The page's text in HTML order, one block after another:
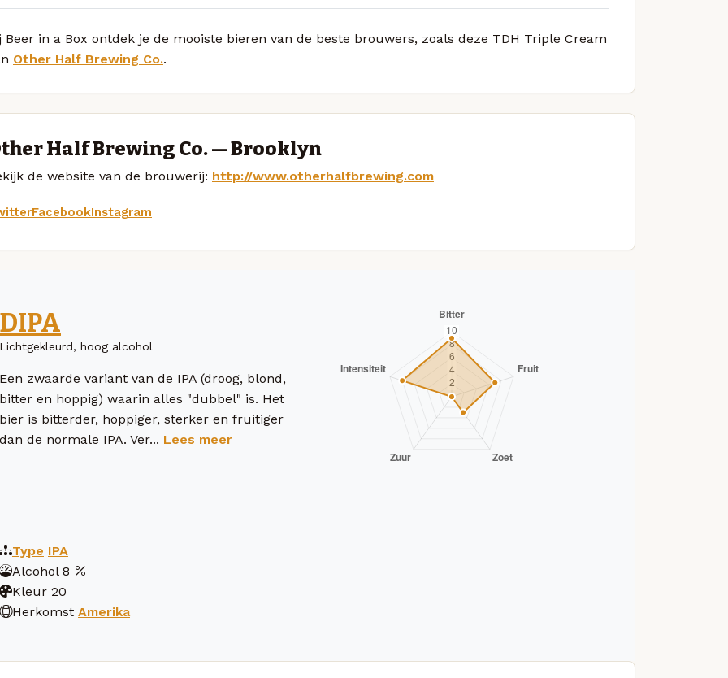
Beer in a Box ontdek je de mooiste bieren van de beste brouwers, zoals deze TDH Triple Cream
Other Half Brewing Co..
Half Brewing Co. — Brooklyn
de website van de brouwerij: http://www.otherhalfbrewing.com
FacebookInstagram
DIPA
Lichtgekleurd, hoog alcohol
Een zwaarde variant van de IPA (droog, blond,
bitter en hoppig) waarin alles "dubbel" is. Het
bier is bitterder, hoppiger, sterker en fruitiger
dan de normale IPA. Ver... Lees meer
Type IPA
Alcohol 8
Kleur 20
Herkomst Amerika